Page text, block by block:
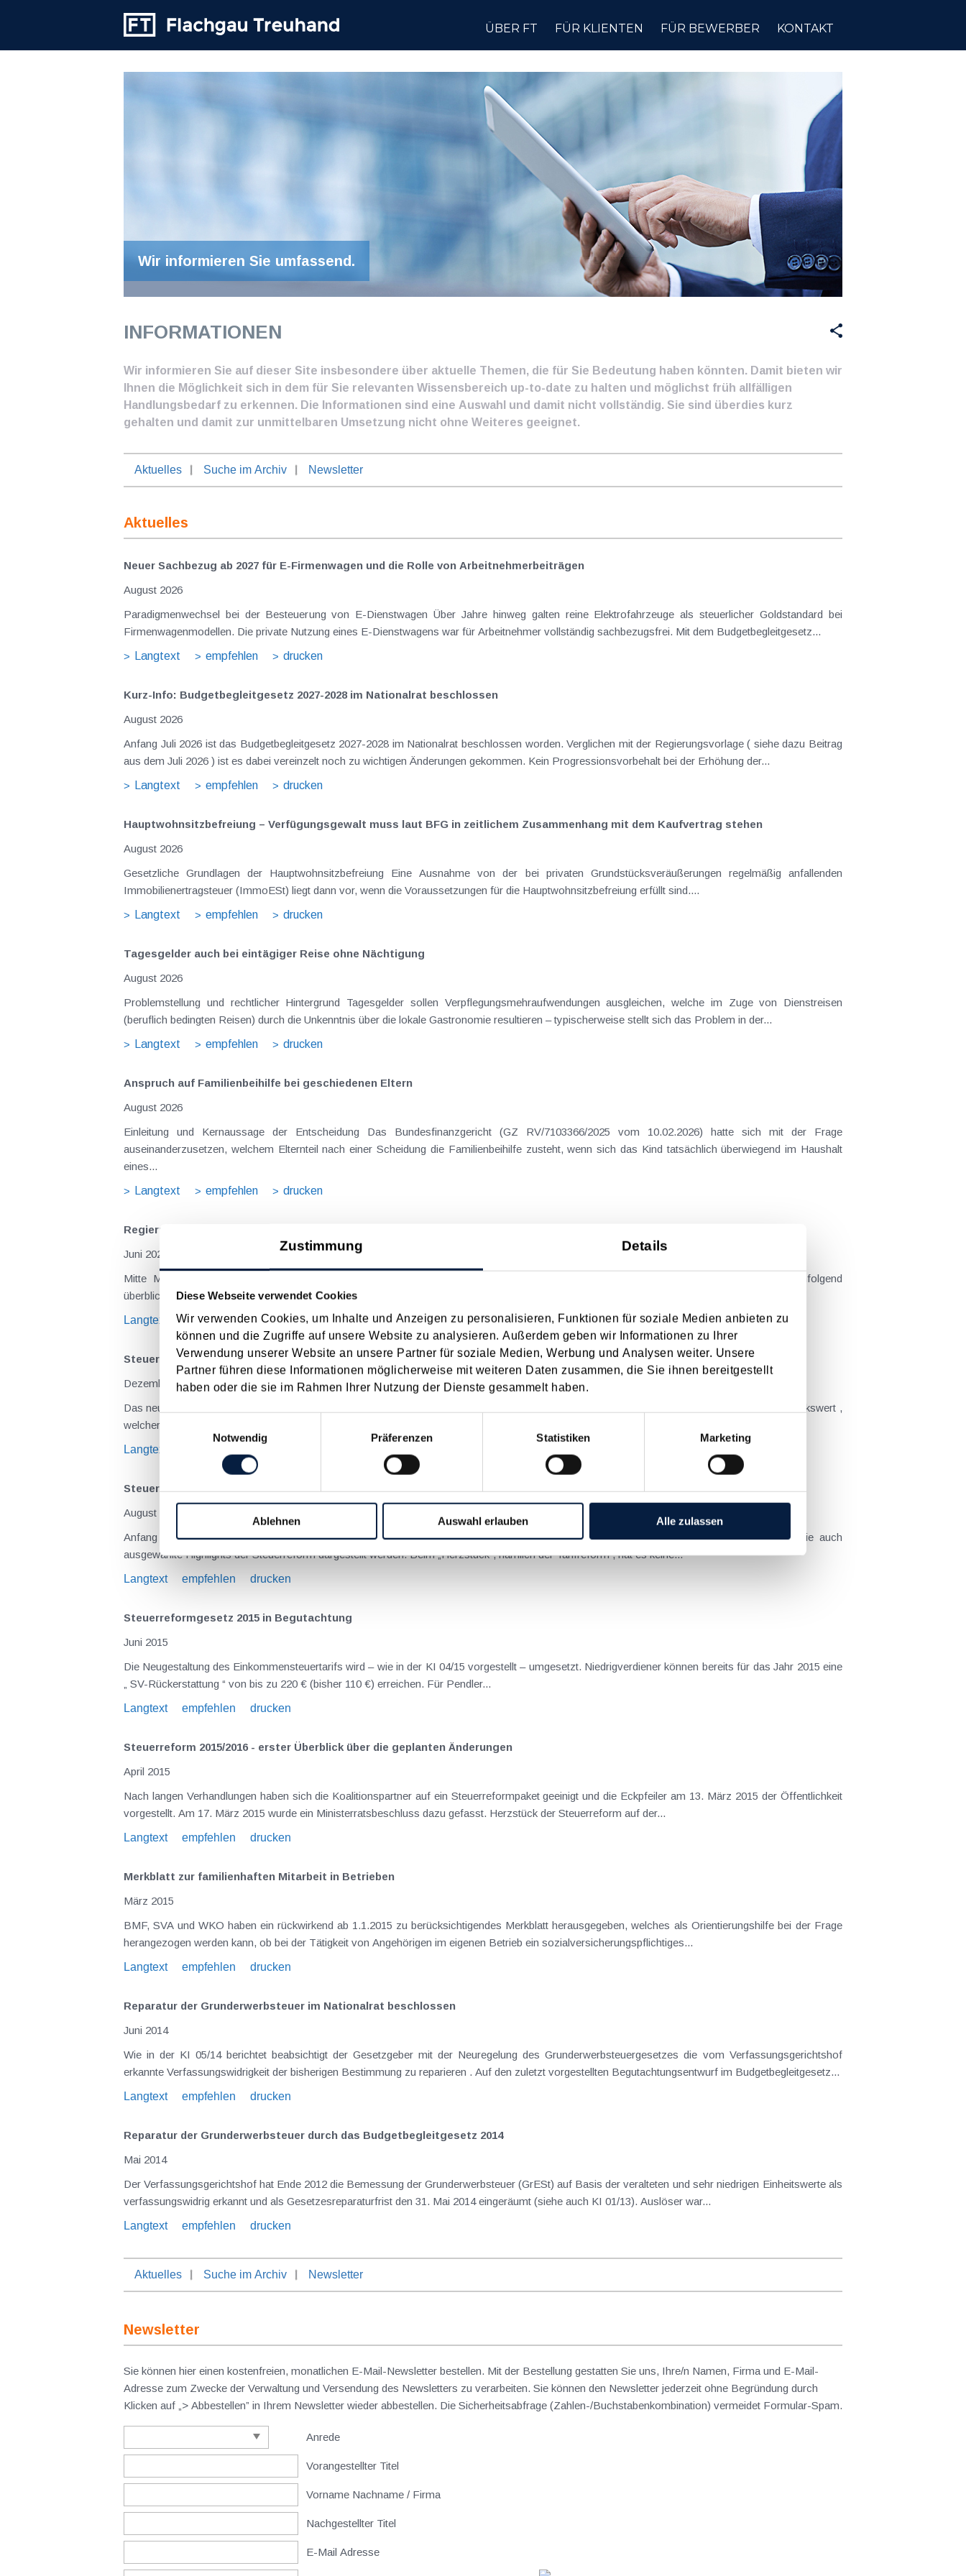
Zustimmung Details
Diese Webseite verwendet Cookies
Wir verwenden Cookies, um Inhalte und Anzeigen zu personalisieren, Funktionen für soziale Medien anbieten zu
können und die Zugriffe auf unsere Website zu analysieren. Außerdem geben wir Informationen zu Ihrer
Verwendung unserer Website an unsere Partner für soziale Medien, Werbung und Analysen weiter. Unsere
Partner führen diese Informationen möglicherweise mit weiteren Daten zusammen, die Sie ihnen bereitgestellt
haben oder die sie im Rahmen Ihrer Nutzung der Dienste gesammelt haben.
Einwilligungsauswahl
Notwendig
Präferenzen Statistiken Marketing
Ablehnen Auswahl erlauben Alle zulassen
ÜBER FT FÜR KLIENTEN FÜR BEWERBER KONTAKT
Wir informieren Sie umfassend.
INFORMATIONEN
Wir informieren Sie auf dieser Site insbesondere über aktuelle Themen, die für Sie Bedeutung haben könnten. Damit bieten wir
Ihnen die Möglichkeit sich in dem für Sie relevanten Wissensbereich up-to-date zu halten und möglichst früh allfälligen
Handlungsbedarf zu erkennen. Die Informationen sind eine Auswahl und damit nicht vollständig. Sie sind überdies kurz
gehalten und damit zur unmittelbaren Umsetzung nicht ohne Weiteres geeignet.
Aktuelles Suche im Archiv Newsletter
Aktuelles
Neuer Sachbezug ab 2027 für E-Firmenwagen und die Rolle von Arbeitnehmer​­beiträgen
August 2026
Paradigmenwechsel bei der Besteuerung von E-Dienstwagen Über Jahre hinweg galten reine Elektrofahrzeuge als steuerlicher Goldstandard bei
Firmenwagenmodellen. Die private Nutzung eines E-Dienstwagens war für Arbeitnehmer vollständig sachbezugsfrei. Mit dem Budgetbegleitgesetz...
Langtext
empfehlen drucken
Kurz-Info: Budgetbegleitgesetz 2027-2028 im Nationalrat beschlossen
August 2026
Anfang Juli 2026 ist das Budgetbegleitgesetz 2027-2028 im Nationalrat beschlossen worden. Verglichen mit der Regierungsvorlage ( siehe dazu Beitrag
aus dem Juli 2026 ) ist es dabei vereinzelt noch zu wichtigen Änderungen gekommen. Kein Progressionsvorbehalt bei der Erhöhung der...
Langtext
empfehlen drucken
Hauptwohnsitz​­befreiung – Verfügungsgewalt muss laut BFG in zeitlichem Zusammenhang mit dem Kaufvertrag stehen
August 2026
Gesetzliche Grundlagen der Hauptwohnsitzbefreiung Eine Ausnahme von der bei privaten Grundstücksveräußerungen regelmäßig anfallenden
Immobilienertragsteuer (ImmoESt) liegt dann vor, wenn die Voraussetzungen für die Hauptwohnsitzbefreiung erfüllt sind....
Langtext
empfehlen drucken
Tagesgelder auch bei eintägiger Reise ohne Nächtigung
August 2026
Problemstellung und rechtlicher Hintergrund Tagesgelder sollen Verpflegungsmehraufwendungen ausgleichen, welche im Zuge von Dienstreisen
(beruflich bedingten Reisen) durch die Unkenntnis über die lokale Gastronomie resultieren – typischerweise stellt sich das Problem in der...
Langtext
empfehlen drucken
Anspruch auf Familienbeihilfe bei geschiedenen Eltern
August 2026
Einleitung und Kernaussage der Entscheidung Das Bundesfinanzgericht (GZ RV/7103366/2025 vom 10.02.2026) hatte sich mit der Frage
auseinanderzusetzen, welchem Elternteil nach einer Scheidung die Familienbeihilfe zusteht, wenn sich das Kind tatsächlich überwiegend im Haushalt
eines...
Langtext
empfehlen drucken
Regierungsvorlage zum Budgetbegleitgesetz 2025 veröffentlicht
Juni 2025
Mitte Mai ist die Regierungsvorlage zum Budgetbegleitgesetz 2025 veröffentlicht worden. Ausgewählte relevante Themen werden nachfolgend
Langtext
empfehlen drucken
Steuerreform kompakt V - Verschärfungen bei der Grunderwerbsteuer
Dezember 2015
Das neue System der Grunderwerbsteuer in der Fassung der Steuerreform 2015/2016 ist vor allem dadurch gekennzeichnet, dass der Grundstückswert ,
Langtext
Steuerreformgesetz 2015/2016 im Nationalrat beschlossen
August 2015
Anfang Juli wurde im Nationalrat das Steuerreformgesetz 2015/2016 beschlossen . Nachfolgend sollen wesentliche finale Änderungen wie auch
ausgewählte Highlights der Steuerreform dargestellt werden. Beim „Herzstück“, nämlich der Tarifreform , hat es keine...
Langtext
empfehlen drucken
Steuerreformgesetz 2015 in Begutachtung
Juni 2015
Die Neugestaltung des Einkommensteuertarifs wird – wie in der KI 04/15 vorgestellt – umgesetzt. Niedrigverdiener können bereits für das Jahr 2015 eine
„ SV-Rückerstattung “ von bis zu 220 € (bisher 110 €) erreichen. Für Pendler...
Langtext
empfehlen drucken
Steuerreform 2015/2016 - erster Überblick über die geplanten Änderungen
April 2015
Nach langen Verhandlungen haben sich die Koalitionspartner auf ein Steuerreformpaket geeinigt und die Eckpfeiler am 13. März 2015 der Öffentlichkeit
vorgestellt. Am 17. März 2015 wurde ein Ministerratsbeschluss dazu gefasst. Herzstück der Steuerreform auf der...
Langtext
empfehlen drucken
Merkblatt zur familienhaften Mitarbeit in Betrieben
März 2015
BMF, SVA und WKO haben ein rückwirkend ab 1.1.2015 zu berücksichtigendes Merkblatt herausgegeben, welches als Orientierungshilfe bei der Frage
herangezogen werden kann, ob bei der Tätigkeit von Angehörigen im eigenen Betrieb ein sozialversicherungspflichtiges...
Langtext
empfehlen drucken
Reparatur der Grunderwerbsteuer im Nationalrat beschlossen
Juni 2014
Wie in der KI 05/14 berichtet beabsichtigt der Gesetzgeber mit der Neuregelung des Grunderwerbsteuergesetzes die vom Verfassungsgerichtshof
erkannte Verfassungswidrigkeit der bisherigen Bestimmung zu reparieren . Auf den zuletzt vorgestellten Begutachtungsentwurf im Budgetbegleitgesetz...
Langtext
empfehlen drucken
Reparatur der Grunderwerbsteuer durch das Budgetbegleitgesetz 2014
Mai 2014
Der Verfassungsgerichtshof hat Ende 2012 die Bemessung der Grunderwerbsteuer (GrESt) auf Basis der veralteten und sehr niedrigen Einheitswerte als
verfassungswidrig erkannt und als Gesetzesreparaturfrist den 31. Mai 2014 eingeräumt (siehe auch KI 01/13). Auslöser war...
Langtext
empfehlen drucken
Aktuelles Suche im Archiv Newsletter
Newsletter
Sie können hier einen kostenfreien, monatlichen E-Mail-Newsletter bestellen. Mit der Bestellung gestatten Sie uns, Ihre/n Namen, Firma und E-Mail-
Adresse zum Zwecke der Verwaltung und Versendung des Newsletters zu verarbeiten. Sie können den Newsletter jederzeit ohne Begründung durch
Klicken auf „> Abbestellen” in Ihrem Newsletter wieder abbestellen. Die Sicherheitsabfrage (Zahlen-/Buchstabenkombination) vermeidet Formular-Spam.
Anrede
Vorangestellter Titel
Vorname Nachname / Firma
Nachgestellter Titel
E-Mail Adresse